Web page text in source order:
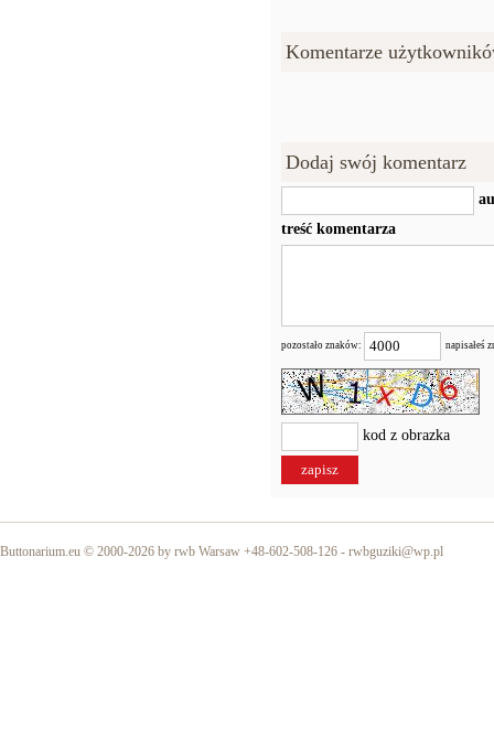
Komentarze
Dodaj swój komentarz
treść komentarza
pozostało znaków: napisałeś
kod z obrazka
Buttonarium.eu © 2000-2026 by rwb Warsaw +48-602-508-126 - rwbguziki@wp.pl